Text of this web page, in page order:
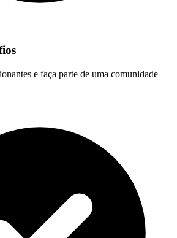
e faça parte de uma comunidade